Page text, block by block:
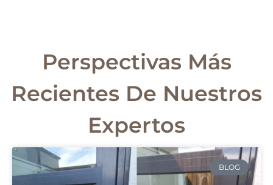
Perspectivas Más
Recientes De Nuestros
Expertos
BLOG